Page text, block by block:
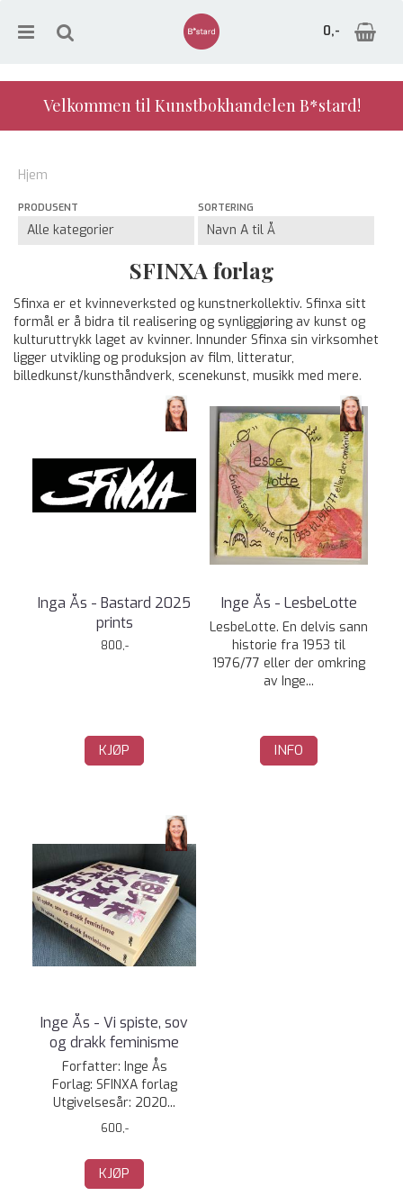
0,-
Velkommen til Kunstbokhandelen B*stard!
Hjem
PRODUSENT SORTERING
SFINXA forlag
Sfinxa er et kvinneverksted og kunstnerkollektiv. Sfinxa sitt
formål er å bidra til realisering og synliggjøring av kunst og
kulturuttrykk laget av kvinner. Innunder Sfinxa sin virksomhet
ligger utvikling og produksjon av film, litteratur,
billedkunst/kunsthåndverk, scenekunst, musikk med mere.
Inga Ås - Bastard 2025
prints
800,-
KJØP
Inge Ås - LesbeLotte
LesbeLotte. En delvis sann
historie fra 1953 til
1976/77 eller der omkring
av Inge...
INFO
Inge Ås - Vi spiste, sov
og drakk feminisme
Forfatter: Inge Ås
Forlag: SFINXA forlag
Utgivelsesår: 2020...
600,-
KJØP